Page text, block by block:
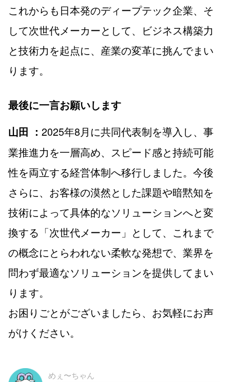
これからも日本発のディープテック企業、そ
して次世代メーカーとして、ビジネス構築力
と技術力を起点に、産業の変革に挑んでまい
ります。
最後に一言お願いします
山田 ： 2025年8月に共同代表制を導入し、事
業推進力を一層高め、スピード感と持続可能
性を両立する経営体制へ移行しました。今後
さらに、お客様の漠然とした課題や暗黙知を
技術によって具体的なソリューションへと変
換する「次世代メーカー」として、これまで
の概念にとらわれない柔軟な発想で、業界を
問わず最適なソリューションを提供してまい
ります。
お困りごとがございましたら、お気軽にお声
がけください。
めぇ〜ちゃん